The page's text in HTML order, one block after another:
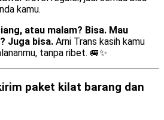
kamu.
atau malam? Bisa. Mau
Juga bisa. Arni Trans kasih kamu
tanpa ribet. 🚐✨
paket kilat barang dan